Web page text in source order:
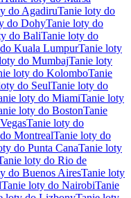
do AgadiruTanie loty do
do DohyTanie loty do
do BaliTanie loty do
Kuala LumpurTanie loty
do MumbajTanie loty
loty do KolomboTanie
do SeulTanie loty do
loty do MiamiTanie loty
loty do BostonTanie
Tanie loty do
MontrealTanie loty do
do Punta CanaTanie loty
loty do Rio de
do Buenos AiresTanie loty
Tanie loty do NairobiTanie